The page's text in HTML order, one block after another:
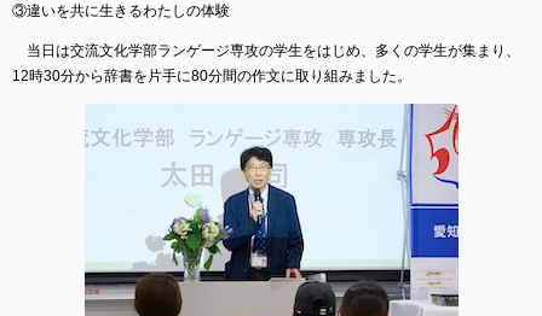
③違いを共に生きるわたしの体験
当日は交流文化学部ランゲージ専攻の学生をはじめ、多くの学生が集まり、
12時30分から辞書を片手に80分間の作文に取り組みました。